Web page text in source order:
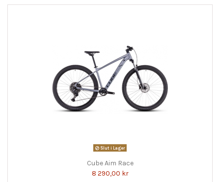
Slut i Lager
Cube Aim Race
8 290,00 kr